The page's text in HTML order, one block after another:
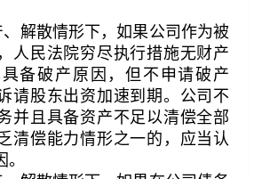
散情形下，如果公司作为被
人民法院穷尽执行措施无财产
备破产原因，但不申请破产
请股东出资加速到期。公司不
并且具备资产不足以清偿全部
清偿能力情形之一的，应当认